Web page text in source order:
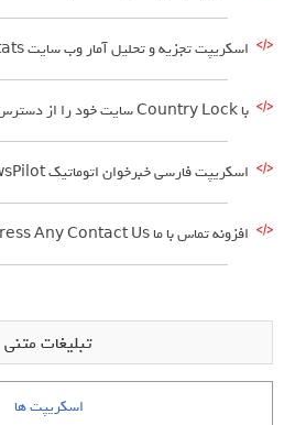
اسکریپت تجزیه و تحلیل آمار وب سایت JawStats
با Country Lock سایت خود را از دسترس کشور های خاص خارج کنید!
اسکریپت فارسی خبرخوان اتوماتیک NewsPilot
افزونه تماس با ما WordPress Any Contact Us وردپرس
تبلیغات متنی
اسکریپت ها